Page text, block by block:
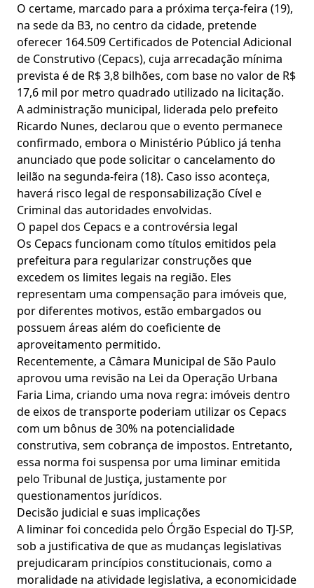
O certame, marcado para a próxima terça-feira (19),
na sede da B3, no centro da cidade, pretende
oferecer 164.509 Certificados de Potencial Adicional
de Construtivo (Cepacs), cuja arrecadação mínima
prevista é de R$ 3,8 bilhões, com base no valor de R$
17,6 mil por metro quadrado utilizado na licitação.
A administração municipal, liderada pelo prefeito
Ricardo Nunes, declarou que o evento permanece
confirmado, embora o Ministério Público já tenha
anunciado que pode solicitar o cancelamento do
leilão na segunda-feira (18). Caso isso aconteça,
haverá risco legal de responsabilização Cível e
Criminal das autoridades envolvidas.
O papel dos Cepacs e a controvérsia legal
Os Cepacs funcionam como títulos emitidos pela
prefeitura para regularizar construções que
excedem os limites legais na região. Eles
representam uma compensação para imóveis que,
por diferentes motivos, estão embargados ou
possuem áreas além do coeficiente de
aproveitamento permitido.
Recentemente, a Câmara Municipal de São Paulo
aprovou uma revisão na Lei da Operação Urbana
Faria Lima, criando uma nova regra: imóveis dentro
de eixos de transporte poderiam utilizar os Cepacs
com um bônus de 30% na potencialidade
construtiva, sem cobrança de impostos. Entretanto,
essa norma foi suspensa por uma liminar emitida
pelo Tribunal de Justiça, justamente por
questionamentos jurídicos.
Decisão judicial e suas implicações
A liminar foi concedida pelo Órgão Especial do TJ-SP,
sob a justificativa de que as mudanças legislativas
prejudicaram princípios constitucionais, como a
moralidade na atividade legislativa, a economicidade